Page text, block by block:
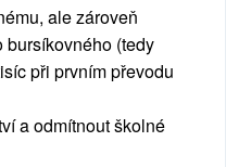
ale zároveň
bursíkovného (tedy
při prvním převodu
a odmítnout školné